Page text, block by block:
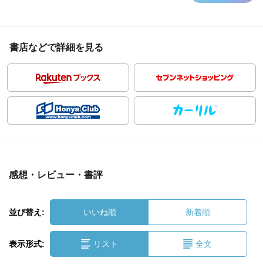
書店などで詳細を見る
感想・レビュー・書評
並び替え: いいね順 新着順
表示形式: リスト 全文